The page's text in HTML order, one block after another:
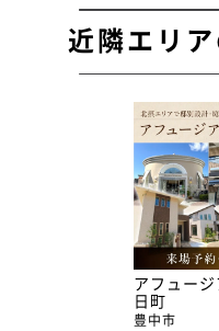
近隣エリ
アフュー
日町
豊中市